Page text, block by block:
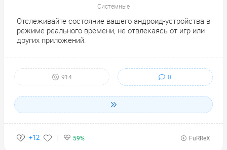
Системные
Отслеживайте состояние вашего андроид-устройства в
режиме реального времени, не отвлекаясь от игр или
других приложений.
914 0
+12 59% FuRReX